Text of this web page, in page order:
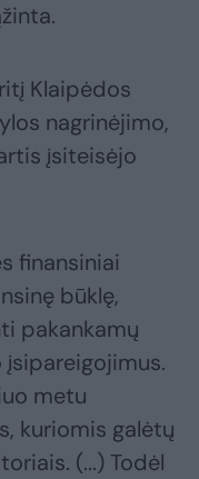
Klaipėdos
nagrinėjimo,
įsiteisėjo
finansiniai
būklę,
pakankamų
metu
kuriomis galėtų
(...) Todėl